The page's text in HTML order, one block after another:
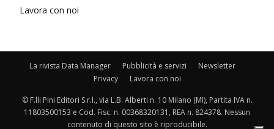
Lavora con noi
La rivista Data Manager Pubblicità e servizi
Newsletter
Privacy
Lavora con noi
© F.lli Pini Editori S.r.l., via L.B. Alberti n. 10 Milano (MI), Partita IVA n.
11803500153 e Cod. Fisc. n. 00368320131, REA n. 824378. Nessun
contenuto di questo sito è riproducibile.